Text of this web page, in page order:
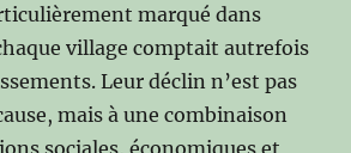
marqué dans
village comptait autrefois
Leur déclin n’est pas
mais à une combinaison
sociales, économiques et